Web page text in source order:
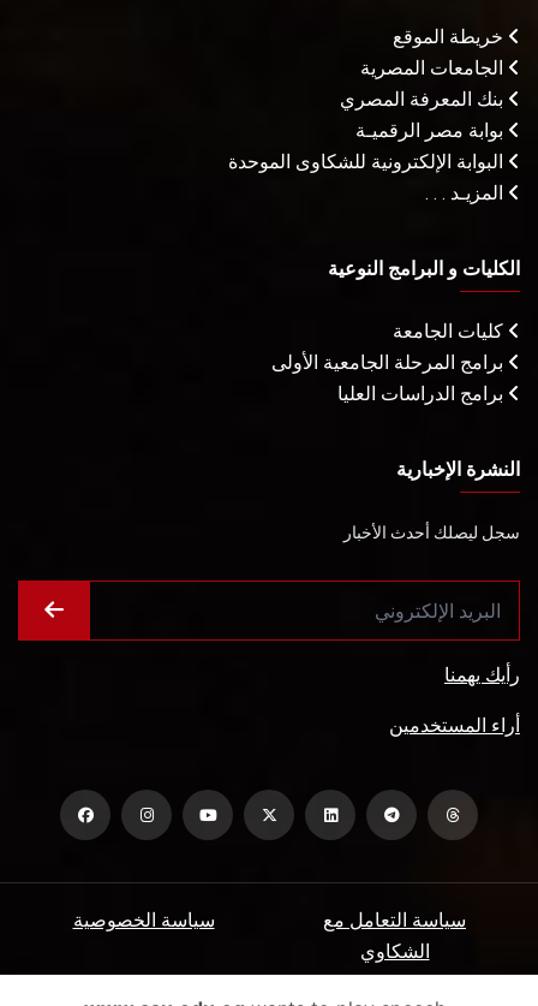
خريطة الموقع
الجامعات المصرية
بنك المعرفة المصري
بوابة مصر الرقميـة
البوابة الإلكترونية للشكاوى الموحدة
المزيـد . . .
الكليات و البرامج النوعية
كليات الجامعة
برامج المرحلة الجامعية الأولى
برامج الدراسات العليا
النشرة الإخبارية
سجل ليصلك أحدث الأخبار
رأيك يهمنا
أراء المستخدمين
سياسة الخصوصية
سياسة التعامل مع
الشكاوي